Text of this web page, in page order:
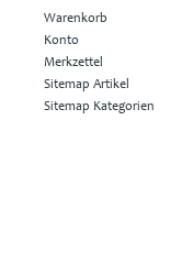
Warenkorb
Konto
Merkzettel
Sitemap Artikel
Sitemap Kategorien